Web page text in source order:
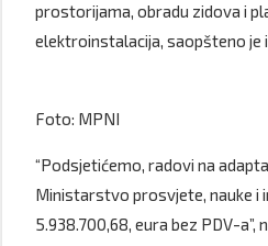
prostorijama, obradu zidova i
elektroinstalacija, saopšteno je
Foto: MPNI
“Podsjetićemo, radovi na
Ministarstvo prosvjete, nauke i
5.938.700,68, eura bez PDV-a”,